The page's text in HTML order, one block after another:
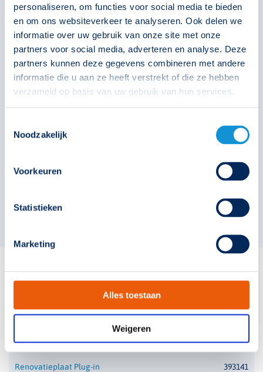
personaliseren, om functies voor social media te bieden
en om ons websiteverkeer te analyseren. Ook delen we
informatie over uw gebruik van onze site met onze
partners voor social media, adverteren en analyse. Deze
partners kunnen deze gegevens combineren met andere
informatie die u aan ze heeft verstrekt of die ze hebben
verzameld op basis van uw gebruik van hun services.
Noodzakelijk
Voorkeuren
Statistieken
Marketing
Alles toestaan
Weigeren
Autonomie 1 uur
Klasse II
Armatuureigenschap Compact
lichtstroom 190 lm
Accuset 3AA (grootverpakking)
€ 31,65
Bijbehorende accessoires
CELO CS pendelset 75cm 392015
Renovatieplaat Plug-in 393141